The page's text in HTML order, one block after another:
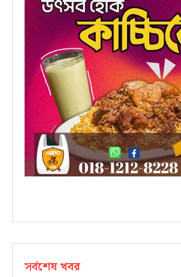
সর্বশেষ খবর